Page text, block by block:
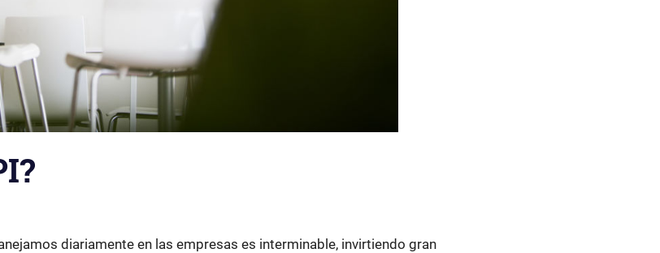
diariamente en las empresas es interminable, invirtiendo gran